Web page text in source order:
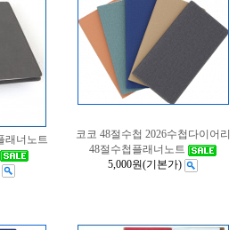
래너노트
코코 48절수첩 2026수첩다이어리
48절수첩플래너노트
5,000원(기본가)